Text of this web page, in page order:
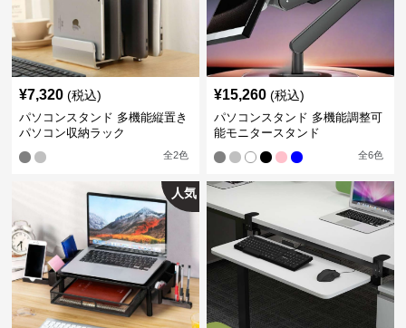
¥7,320 (税込)
パソコンスタンド 多機能縦置き
パソコン収納ラック
全2色
¥15,260 (税込)
パソコンスタンド 多機能調整可
能モニタースタンド
全6色
人気